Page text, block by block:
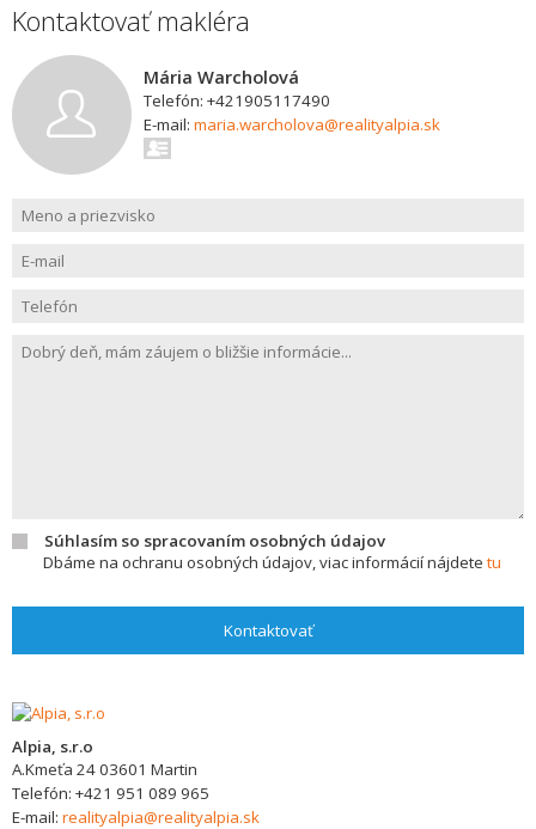
Kontaktovať makléra
Mária Warcholová
Telefón: +421905117490
E-mail: maria.warcholova@realityalpia.sk
Súhlasím so spracovaním osobných údajov
Dbáme na ochranu osobných údajov, viac informácií nájdete tu
Kontaktovať
Alpia, s.r.o
A.Kmeťa 2403601 Martin
Telefón: +421 951 089 965
E-mail: realityalpia@realityalpia.sk